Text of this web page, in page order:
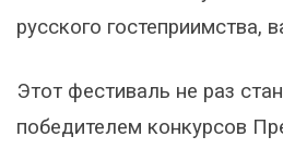
русского гостеприимства,
Этот фестиваль не раз
победителем конкурсов